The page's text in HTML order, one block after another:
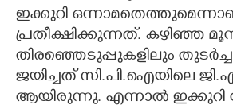
ഇക്കുറി
പ്രതീക്ഷിക്കുന്നത്. കഴിഞ്ഞ
തിരഞ്ഞെടുപ്പുകളിലും
ജയിച്ചത് സി.പി.ഐയിലെ
ആയിരുന്നു. എന്നാൽ ഇക്കുറി